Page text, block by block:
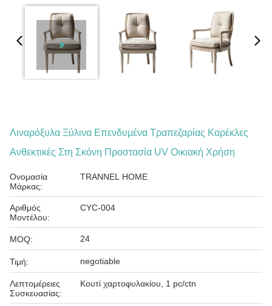
Λιναρόξυλα Ξύλινα Επενδυμένα Τραπεζαρίας Καρέκλες
Ανθεκτικές Στη Σκόνη Προστασία UV Οικιακή Χρήση
Ονομασία
Μάρκας:
TRANNEL HOME
Αριθμός
Μοντέλου:
CYC-004
MOQ: 24
Τιμή: negotiable
Λεπτομέρειες
Συσκευασίας:
Κουτί χαρτοφυλακίου, 1 pc/ctn